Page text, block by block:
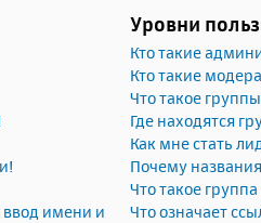
имени и
Уровни
Кто такие
Кто такие
Что такое
Где находятся
Как мне стать
Почему
Что такое
Что означает